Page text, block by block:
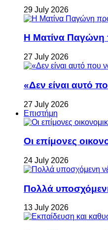
29 July 2026
Η Ματίνα Παγώνη
27 July 2026
«Δεν είναι αυτό
27 July 2026
Επιστήμη
Οι επίμονες
24 July 2026
Πολλά
13 July 2026